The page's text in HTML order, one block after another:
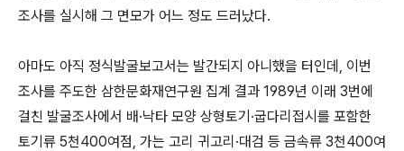
조사를 실시해 그 면모가 어느 정도 드러났다.
아마도 아직 정식발굴보고서는 발간되지 아니했을 터인데, 이번
조사를 주도한 삼한문화재연구원 집계 결과 1989년 이래 3번에
걸친 발굴조사에서 배·낙타 모양 상형토기·굽다리접시를 포함한
토기류 5천400여점, 가는 고리 귀고리·대검 등 금속류 3천400여